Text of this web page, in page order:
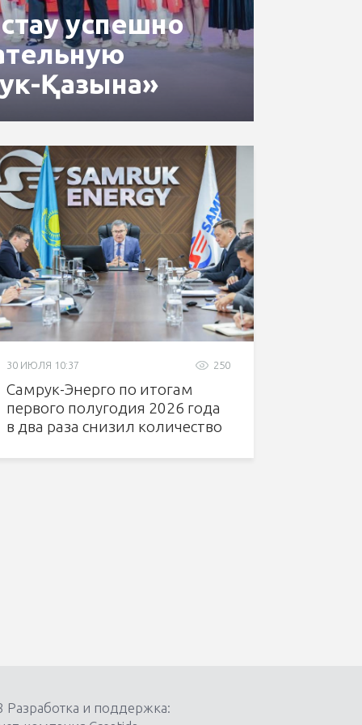
успешно
Қазына»
250
30 ИЮЛЯ 10:37
Самрук-Энерго по итогам
первого полугодия 2026 года
в два раза снизил количество
Разработка и поддержка: